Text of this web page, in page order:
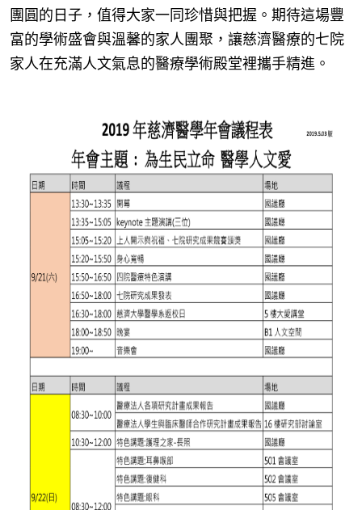
團圓的日子，值得大家一同珍惜與把握。期待這場豐
富的學術盛會與溫馨的家人團聚，讓慈濟醫療的七院
家人在充滿人文氣息的醫療學術殿堂裡攜手精進。